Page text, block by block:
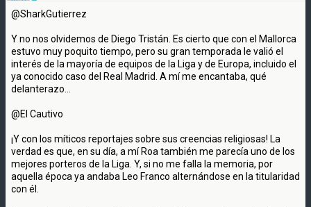
@SharkGutierrez
Y no nos olvidemos de Diego Tristán. Es cierto que con el Mallorca
estuvo muy poquito tiempo, pero su gran temporada le valió el
interés de la mayoría de equipos de la Liga y de Europa, incluido el
ya conocido caso del Real Madrid. A mí me encantaba, qué
delanterazo...
@El Cautivo
¡Y con los míticos reportajes sobre sus creencias religiosas! La
verdad es que, en su día, a mí Roa también me parecía uno de los
mejores porteros de la Liga. Y, si no me falla la memoria, por
aquella época ya andaba Leo Franco alternándose en la titularidad
con él.